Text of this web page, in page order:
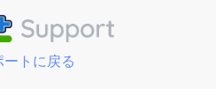
トに戻る